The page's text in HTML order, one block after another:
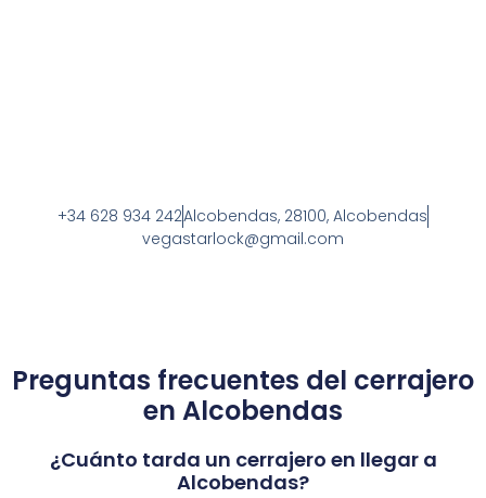
+34 628 934 242Alcobendas, 28100, Alcobendas
vegastarlock@gmail.com
Preguntas frecuentes del cerrajero
en Alcobendas
¿Cuánto tarda un cerrajero en llegar a
Alcobendas?